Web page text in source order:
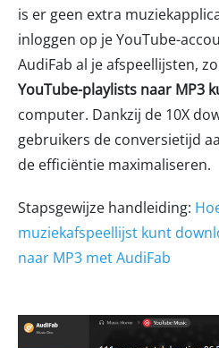
is er geen extra
inloggen op je YouTube-
AudiFab al je afspeellijsten,
YouTube-playlists naar MP3
computer. Dankzij de 10X
gebruikers de conversietijd
de efficiëntie maximaliseren.
Stapsgewijze handleiding:
muziekafspeellijst kunt
naar MP3 met AudiFab